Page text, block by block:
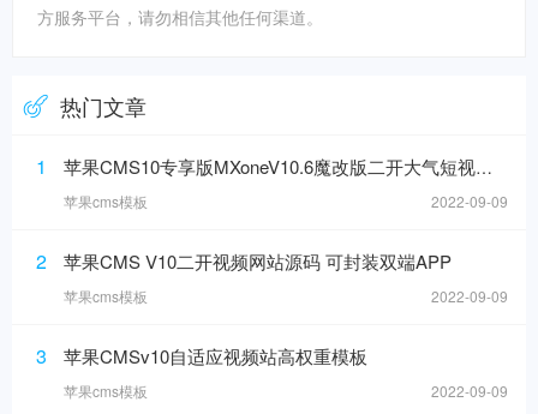
方服务平台，请勿相信其他任何渠道。
热门文章
1 苹果CMS10专享版MXoneV10.6魔改版二开大气短视模板
苹果cms模板 2022-09-09
2 苹果CMS V10二开视频网站源码 可封装双端APP
苹果cms模板 2022-09-09
3 苹果CMSv10自适应视频站高权重模板
苹果cms模板 2022-09-09